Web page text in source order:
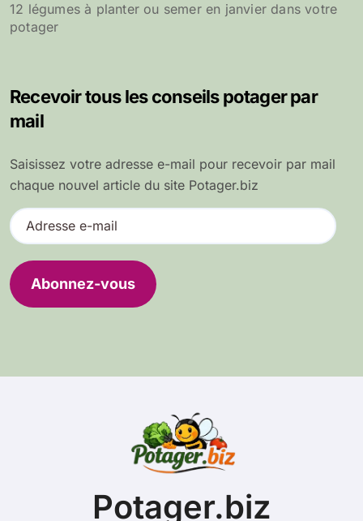
12 légumes à planter ou semer en janvier dans votre
potager
Recevoir tous les conseils potager par
mail
Saisissez votre adresse e-mail pour recevoir par mail
chaque nouvel article du site Potager.biz
A
d
e
s
Abonnez-vous
Potager.biz